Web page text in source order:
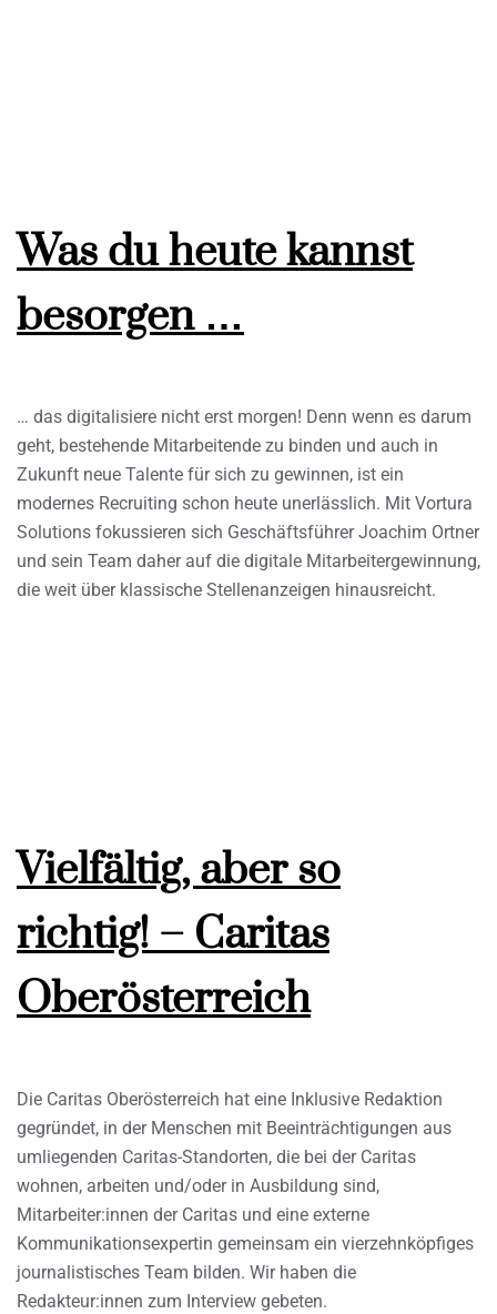
Was du heute kannst
besorgen …
… das digitalisiere nicht erst morgen! Denn wenn es darum
geht, bestehende Mitarbeitende zu binden und auch in
Zukunft neue Talente für sich zu gewinnen, ist ein
modernes Recruiting schon heute unerlässlich. Mit Vortura
Solutions fokussieren sich Geschäftsführer Joachim Ortner
und sein Team daher auf die digitale Mitarbeitergewinnung,
die weit über klassische Stellenanzeigen hinausreicht.
Vielfältig, aber so
richtig! – Caritas
Oberösterreich
Die Caritas Oberösterreich hat eine Inklusive Redaktion
gegründet, in der Menschen mit Beeinträchtigungen aus
umliegenden Caritas-Standorten, die bei der Caritas
wohnen, arbeiten und/oder in Ausbildung sind,
Mitarbeiter:innen der Caritas und eine externe
Kommunikationsexpertin gemeinsam ein vierzehnköpfiges
journalistisches Team bilden. Wir haben die
Redakteur:innen zum Interview gebeten.